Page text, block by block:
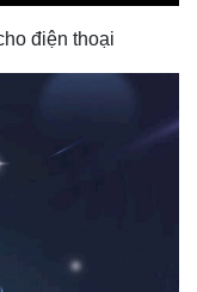
điện thoại